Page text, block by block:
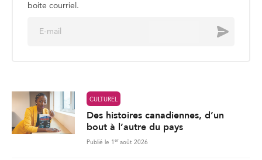
Des histoires canadiennes, d’un
Sous les eaux islandaises avec
Julien Nayet-Pelletier
Publié le 30 juillet